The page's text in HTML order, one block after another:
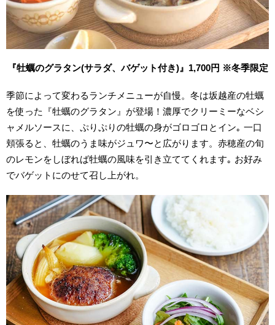
『牡蠣のグラタン(サラダ、バゲット付き)』1,700円 ※冬季限定
季節によって変わるランチメニューが自慢。冬は坂越産の牡蠣
を使った『牡蠣のグラタン』が登場！濃厚でクリーミーなベシ
ャメルソースに、ぷりぷりの牡蠣の身がゴロゴロとイン｡ 一口
頬張ると、牡蠣のうま味がジュワ〜と広がります。赤穂産の旬
のレモンをしぼれば牡蠣の風味を引き立ててくれます｡ お好み
でバゲットにのせて召し上がれ。